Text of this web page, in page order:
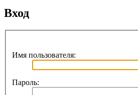
Вход
Имя пользователя:
Пароль: